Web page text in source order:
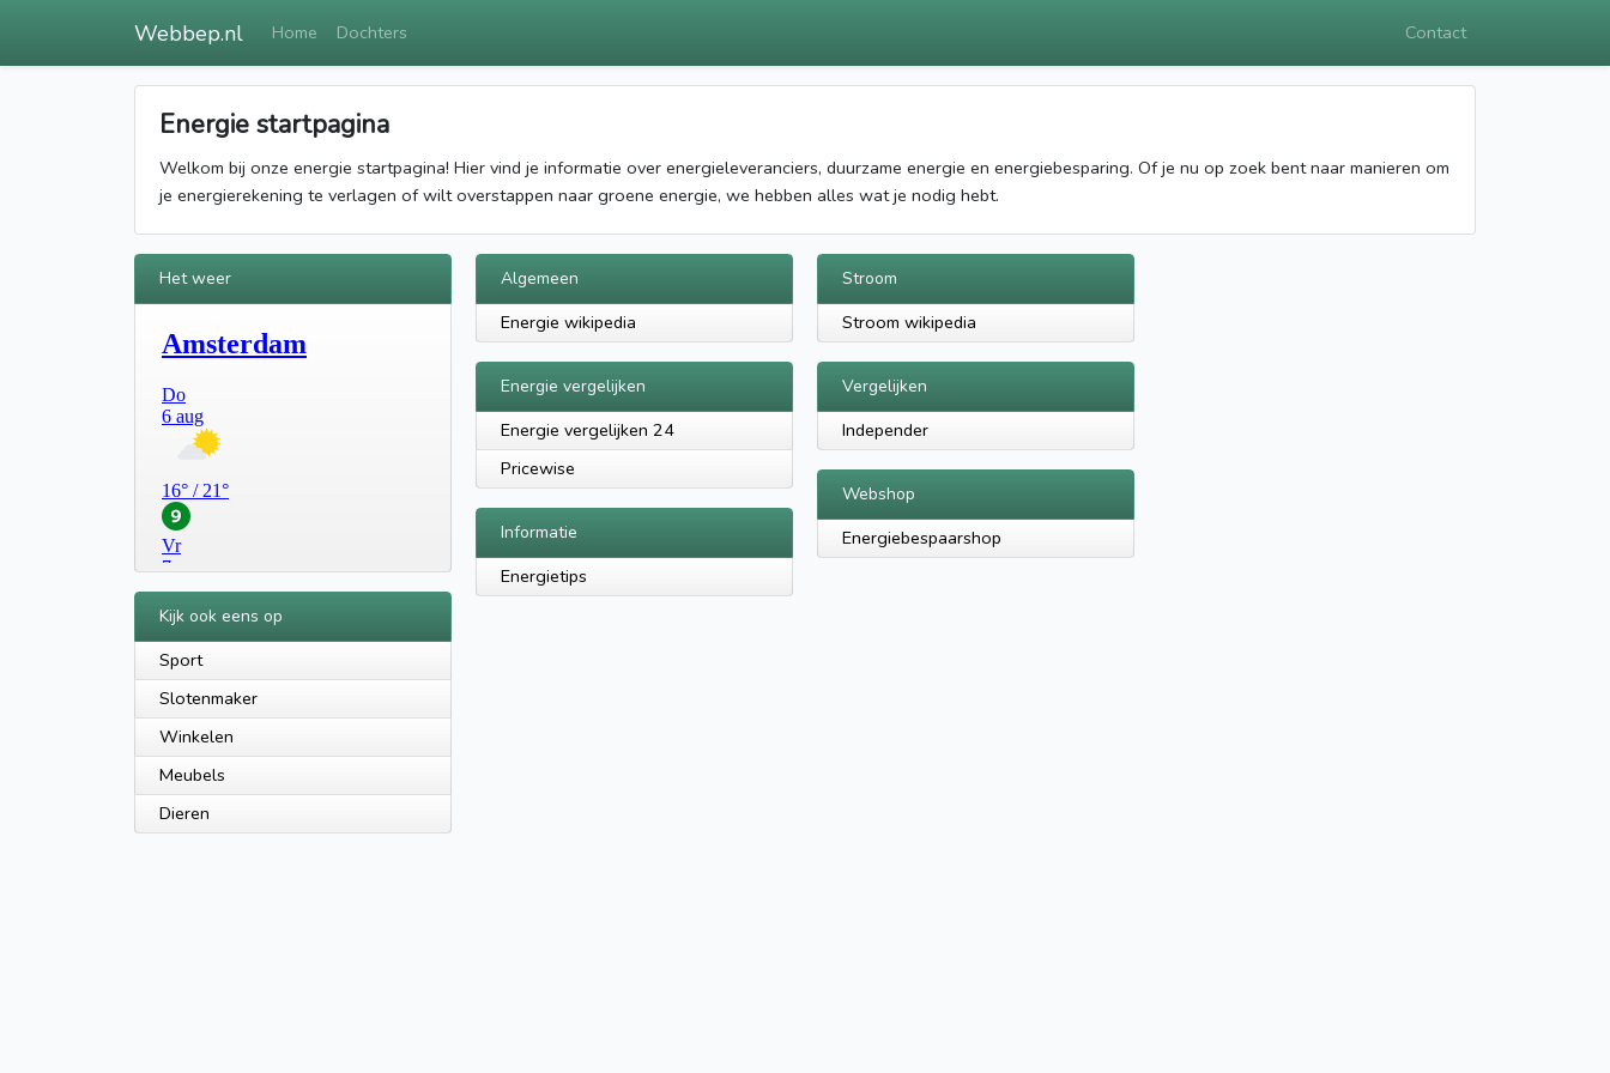
Webbep.nl Home Dochters Contact
Energie startpagina
Welkom bij onze energie startpagina! Hier vind je informatie over energieleveranciers, duurzame energie en energiebesparing. Of je nu op zoek bent naar manieren om
je energierekening te verlagen of wilt overstappen naar groene energie, we hebben alles wat je nodig hebt.
Het weer
Kijk ook eens op
Sport
Slotenmaker
Winkelen
Meubels
Dieren
Algemeen
Energie wikipedia
Energie vergelijken
Energie vergelijken 24
Pricewise
Informatie
Energietips
Stroom
Stroom wikipedia
Vergelijken
Independer
Webshop
Energiebespaarshop